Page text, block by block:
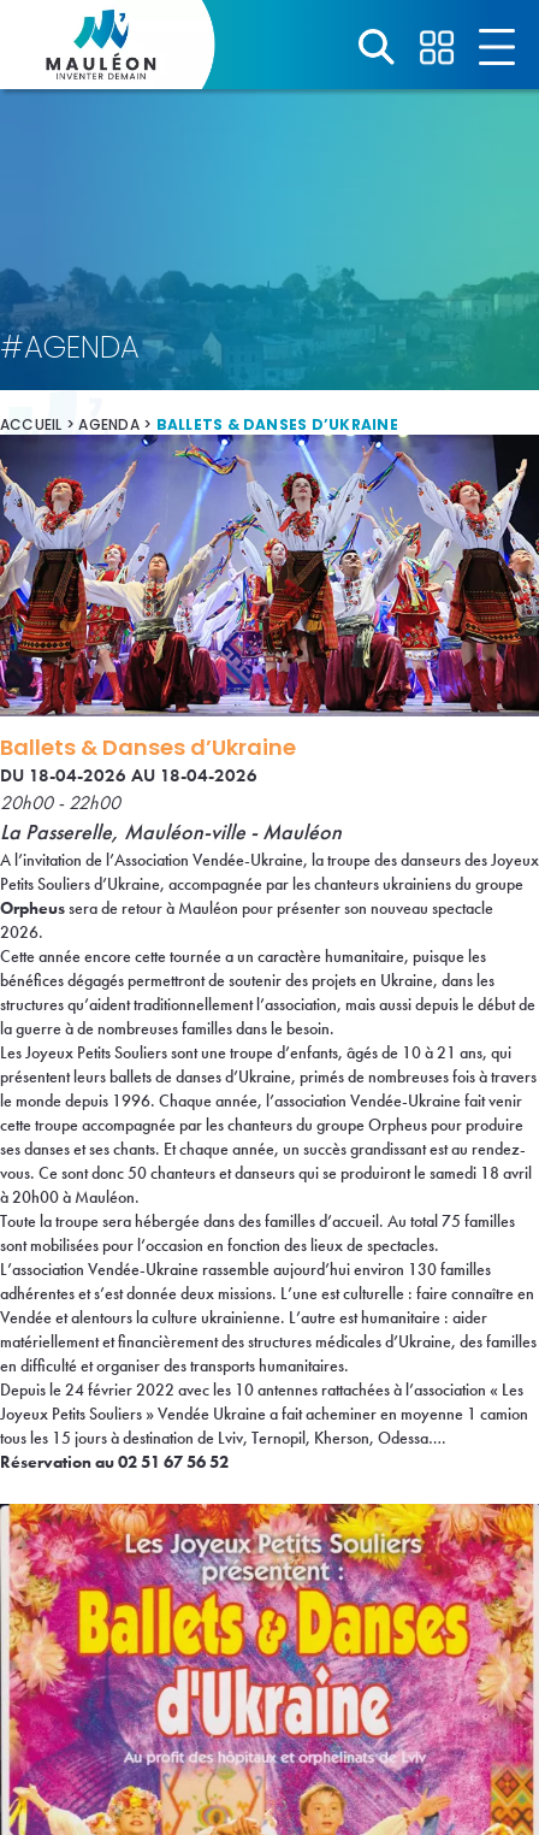
#AGENDA
ACCUEIL >AGENDA> BALLETS & DANSES D’UKRAINE
Ballets & Danses d’Ukraine
DU 18-04-2026 AU 18-04-2026
20h00 - 22h00
La Passerelle, Mauléon-ville - Mauléon
A l’invitation de l’Association Vendée-Ukraine, la troupe des danseurs des Joyeux
Petits Souliers d’Ukraine, accompagnée par les chanteurs ukrainiens du groupe
Orpheussera de retour à Mauléon pour présenter son nouveau spectacle
2026.
Cette année encore cette tournée a un caractère humanitaire, puisque les
bénéfices dégagés permettront de soutenir des projets en Ukraine, dans les
structures qu’aident traditionnellement l’association, mais aussi depuis le début de
la guerre à de nombreuses familles dans le besoin.
Les Joyeux Petits Souliers sont une troupe d’enfants, âgés de 10 à 21 ans, qui
présentent leurs ballets de danses d’Ukraine, primés de nombreuses fois à travers
le monde depuis 1996. Chaque année, l’association Vendée-Ukraine fait venir
cette troupe accompagnée par les chanteurs du groupe Orpheus pour produire
ses danses et ses chants. Et chaque année, un succès grandissant est au rendez-
vous. Ce sont donc 50 chanteurs et danseurs qui se produiront le samedi 18 avril
à 20h00 à Mauléon.
Toute la troupe sera hébergée dans des familles d’accueil. Au total 75 familles
sont mobilisées pour l’occasion en fonction des lieux de spectacles.
L’association Vendée-Ukraine rassemble aujourd’hui environ 130 familles
adhérentes et s’est donnée deux missions. L’une est culturelle : faire connaître en
Vendée et alentours la culture ukrainienne. L’autre est humanitaire : aider
matériellement et financièrement des structures médicales d’Ukraine, des familles
en difficulté et organiser des transports humanitaires.
Depuis le 24 février 2022 avec les 10 antennes rattachées à l’association « Les
Joyeux Petits Souliers » Vendée Ukraine a fait acheminer en moyenne 1 camion
tous les 15 jours à destination de Lviv, Ternopil, Kherson, Odessa….
Réservation au 02 51 67 56 52
Panneau de gestion des cookies